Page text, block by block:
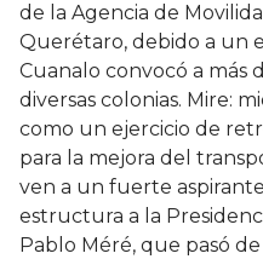
de la Agencia de
Querétaro, debido a un
Cuanalo convocó a más
diversas colonias. Mire:
como un ejercicio de
para la mejora del
ven a un fuerte
estructura a la
Pablo Méré, que pasó